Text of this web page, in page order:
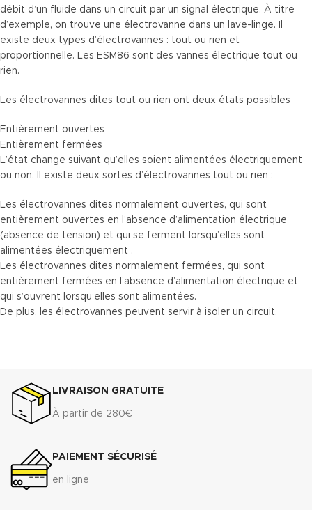
débit d’un fluide dans un circuit par un signal électrique. À titre
d’exemple, on trouve une électrovanne dans un lave-linge. Il
existe deux types d’électrovannes : tout ou rien et
proportionnelle. Les ESM86 sont des vannes électrique tout ou
rien.
Les électrovannes dites tout ou rien ont deux états possibles
Entièrement ouvertes
Entièrement fermées
L’état change suivant qu’elles soient alimentées électriquement
ou non. Il existe deux sortes d’électrovannes tout ou rien :
Les électrovannes dites normalement ouvertes, qui sont
entièrement ouvertes en l’absence d’alimentation électrique
(absence de tension) et qui se ferment lorsqu’elles sont
alimentées électriquement .
Les électrovannes dites normalement fermées, qui sont
entièrement fermées en l’absence d’alimentation électrique et
qui s’ouvrent lorsqu’elles sont alimentées.
De plus, les électrovannes peuvent servir à isoler un circuit.
LIVRAISON GRATUITE
À partir de 280€
PAIEMENT SÉCURISÉ
en ligne